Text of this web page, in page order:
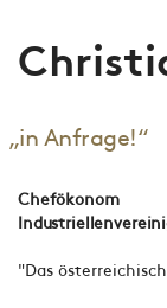
„in Anfrage!“
Chefökonom
"Das